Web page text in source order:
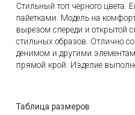
Стильный топ чёрного цвета.
пайетками. Модель на
вырезом спереди и открытой
стильных образов. Отлично
денимом и другими
прямой крой. Изделие
Таблица размеров